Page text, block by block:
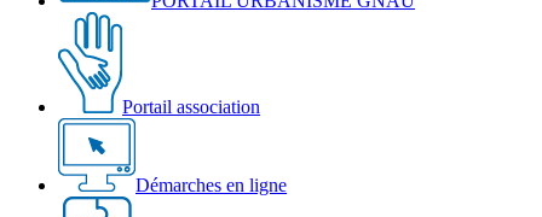
Portail association
Démarches en ligne